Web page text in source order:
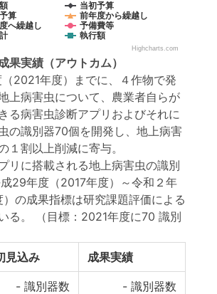
当初予算
算
前年度から繰越し
へ繰越し
予備費等
執行額
Highcharts.com
果実績 （アウトカム）
2021年度）までに、４作物で発
上病害虫について、農業者自らが
る病害虫診断アプリおよびそれに
の識別器70個を開発し、地上病害
１割以上削減に寄与。
リに搭載される地上病害虫の識別
29年度（2017年度）～令和２年
の成果指標は研究課題評価による
る。
（目標：2021年度に70 識別
見込み 成果実績
- 識別器数 - 識別器数